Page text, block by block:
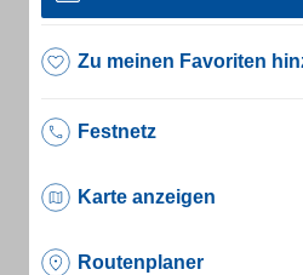
Zu meinen Favoriten
Festnetz
Karte anzeigen
Routenplaner